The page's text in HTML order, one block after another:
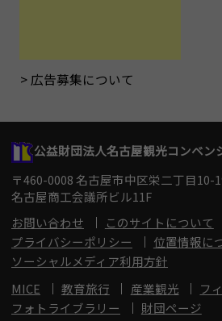
広告募集について
公益財団法人名古屋観光コンベン
〒460-0008 名古屋市中区栄二丁目10-
名古屋商工会議所ビル11F
お問い合わせ
このサイトについて
プライバシーポリシー
位置情報に
ソーシャルメディア利用方針
MICE
教育旅行 産業観光
フ
フォトライブラリー
財団ページ